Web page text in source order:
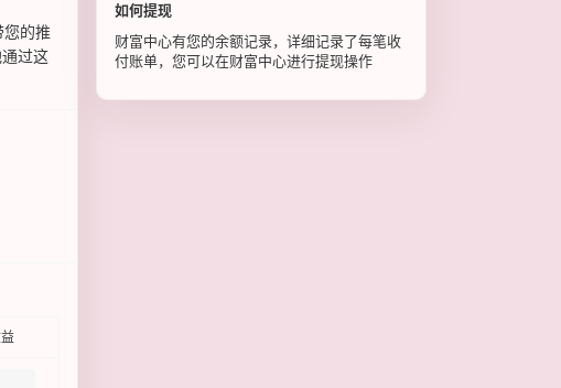
的推
过这
如何提现
财富中心有您的余额记录，详细记录了每笔收
付账单，您可以在财富中心进行提现操作